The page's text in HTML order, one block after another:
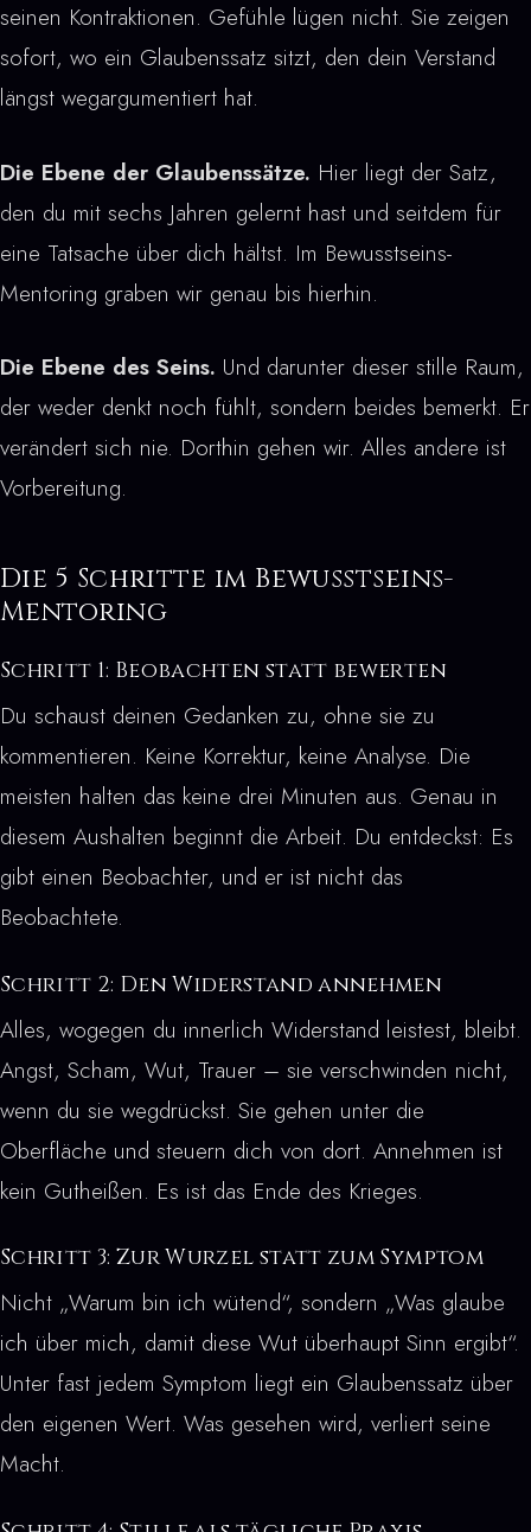
seinen Kontraktionen. Gefühle lügen nicht. Sie zeigen
sofort, wo ein Glaubenssatz sitzt, den dein Verstand
längst wegargumentiert hat.
Die Ebene der Glaubenssätze. Hier liegt der Satz,
den du mit sechs Jahren gelernt hast und seitdem für
eine Tatsache über dich hältst. Im Bewusstseins-
Mentoring graben wir genau bis hierhin.
Die Ebene des Seins. Und darunter dieser stille Raum,
der weder denkt noch fühlt, sondern beides bemerkt. Er
verändert sich nie. Dorthin gehen wir. Alles andere ist
Vorbereitung.
Die 5 Schritte im Bewusstseins-
Mentoring
Schritt 1: Beobachten statt bewerten
Du schaust deinen Gedanken zu, ohne sie zu
kommentieren. Keine Korrektur, keine Analyse. Die
meisten halten das keine drei Minuten aus. Genau in
diesem Aushalten beginnt die Arbeit. Du entdeckst: Es
gibt einen Beobachter, und er ist nicht das
Beobachtete.
Schritt 2: Den Widerstand annehmen
Alles, wogegen du innerlich Widerstand leistest, bleibt.
Angst, Scham, Wut, Trauer – sie verschwinden nicht,
wenn du sie wegdrückst. Sie gehen unter die
Oberfläche und steuern dich von dort. Annehmen ist
kein Gutheißen. Es ist das Ende des Krieges.
Schritt 3: Zur Wurzel statt zum Symptom
Nicht „Warum bin ich wütend“, sondern „Was glaube
ich über mich, damit diese Wut überhaupt Sinn ergibt“.
Unter fast jedem Symptom liegt ein Glaubenssatz über
den eigenen Wert. Was gesehen wird, verliert seine
Macht.